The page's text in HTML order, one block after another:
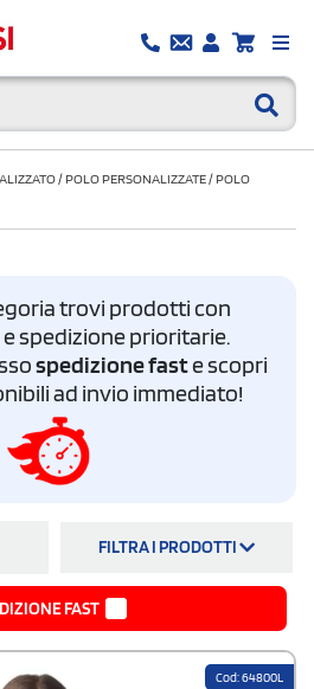
/POLO PERSONALIZZATE/POLO
trovi prodotti con
spedizione prioritarie.
spedizione faste scopri
ad invio immediato!
FILTRA I PRODOTTI
FAST
Cod: 64800L